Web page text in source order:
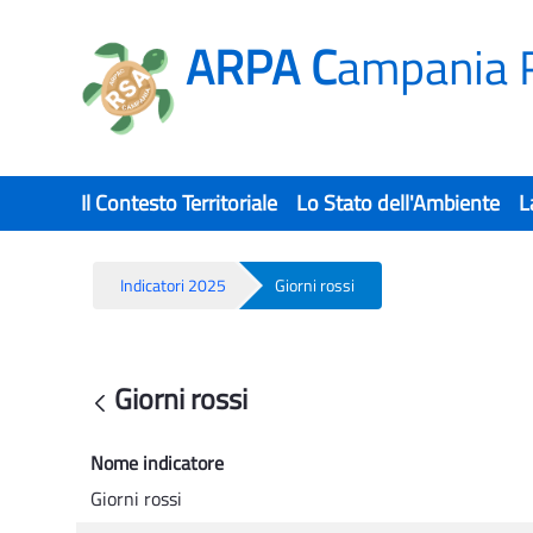
ARPA Campania
Il Contesto Territoriale Lo Stato dell'Ambiente
Indicatori 2025 Giorni rossi
Giorni rossi
Nome indicatore
Giorni rossi